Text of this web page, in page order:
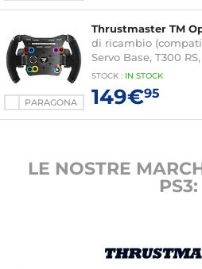
PARAGONA
Thrustmaster TM
di ricambio
Servo Base, T300
Ferrari GTE, T300
Alcantara Edition,
TX Racing Wheel
STOCK : IN STOCK
149€95
LE NOSTRE
PS3: